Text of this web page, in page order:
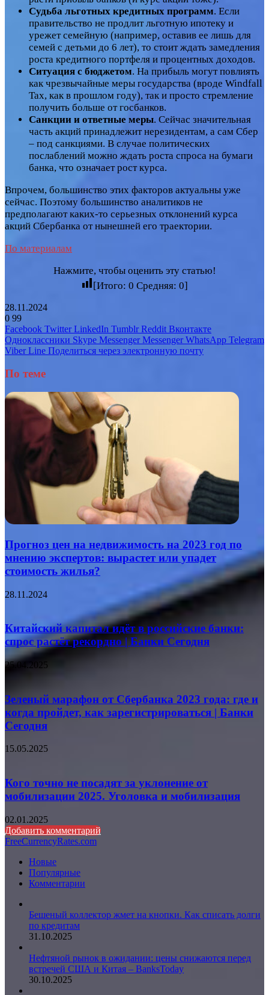
Судьба льготных кредитных программ. Если
правительство не продлит льготную ипотеку и
урежет семейную (например, оставив ее лишь для
семей с детьми до 6 лет), то стоит ждать замедления
роста кредитного портфеля и процентных доходов.
Ситуация с бюджетом. На прибыль могут повлиять
как чрезвычайные меры государства (вроде Windfall
Tax, как в прошлом году), так и просто стремление
получить больше от госбанков.
Санкции и ответные меры. Сейчас значительная
часть акций принадлежит нерезидентам, а сам Сбер
– под санкциями. В случае политических
послаблений можно ждать роста спроса на бумаги
банка, что означает рост курса.
Впрочем, большинство этих факторов актуальны уже
сейчас. Поэтому большинство аналитиков не
предполагают каких-то серьезных отклонений курса
акций Сбербанка от нынешней его траектории.
По материалам
Нажмите, чтобы оценить эту статью!
[Итого: 0 Средняя: 0]
28.11.2024
0 99
Facebook Twitter LinkedIn Tumblr Reddit Вконтакте
Одноклассники Skype Messenger Messenger WhatsApp Telegram
Viber Line Поделиться через электронную почту
По теме
Прогноз цен на недвижимость на 2023 год по
мнению экспертов: вырастет или упадет
стоимость жилья?
28.11.2024
Китайский капитал идёт в российские банки:
спрос растёт рекордно | Банки Сегодня
25.04.2025
Зеленый марафон от Сбербанка 2023 года: где и
когда пройдет, как зарегистрироваться | Банки
Сегодня
15.05.2025
Кого точно не посадят за уклонение от
мобилизации 2025. Уголовка и мобилизация
02.01.2025
Добавить комментарий
FreeCurrencyRates.com
Новые
Популярные
Комментарии
Бешеный коллектор жмет на кнопки. Как списать долги
по кредитам
31.10.2025
Нефтяной рынок в ожидании: цены снижаются перед
встречей США и Китая – BanksToday
30.10.2025